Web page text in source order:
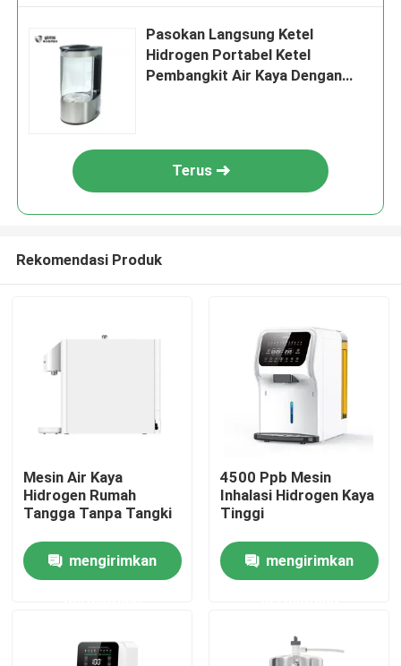
Rumah
Tentang kami
Pasokan Langsung Ketel
Hidrogen Portabel Ketel
Pembangkit Air Kaya Dengan
Terus
Rekomendasi Produk
Mesin Air Kaya
Hidrogen Rumah
Tangga Tanpa Tangki
mengirimkan
4500 Ppb Mesin
Inhalasi Hidrogen Kaya
Tinggi
mengirimkan